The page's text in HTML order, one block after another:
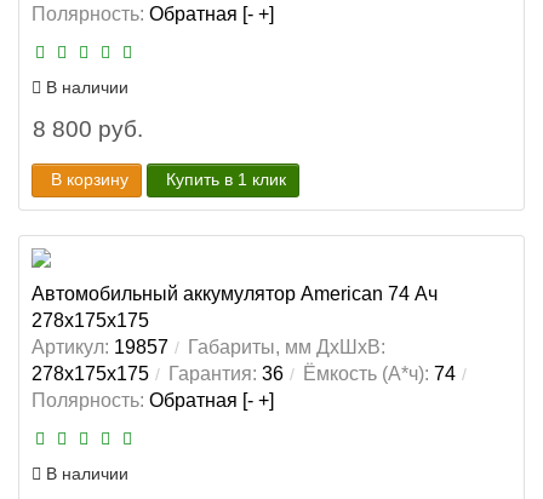
Полярность: Обратная [- +]
В наличии
8 800 руб.
В корзину Купить в 1 клик
Автомобильный аккумулятор American 74 Ач
278x175x175
Артикул: 19857
Габариты, мм ДхШхВ:
278x175x175
Гарантия: 36 Ёмкость (А*ч): 74
Полярность: Обратная [- +]
В наличии